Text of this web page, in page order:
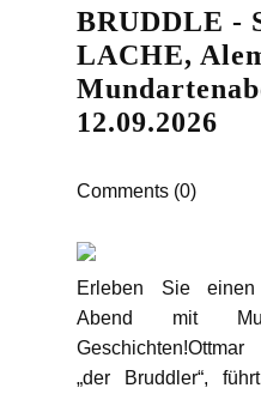
BRUDDLE -
LACHE,
12.09.2026
Comments (0)
Erleben Sie einen
Abend mit
„der Bruddler“,